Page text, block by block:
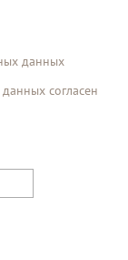
данных
согласен